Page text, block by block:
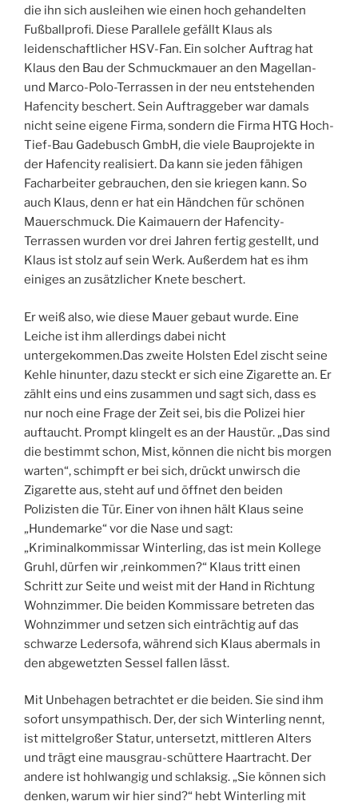
die ihn sich ausleihen wie einen hoch gehandelten
Fußballprofi. Diese Parallele gefällt Klaus als
leidenschaftlicher HSV-Fan. Ein solcher Auftrag hat
Klaus den Bau der Schmuckmauer an den Magellan-
und Marco-Polo-Terrassen in der neu entstehenden
Hafencity beschert. Sein Auftraggeber war damals
nicht seine eigene Firma, sondern die Firma HTG Hoch-
Tief-Bau Gadebusch GmbH, die viele Bauprojekte in
der Hafencity realisiert. Da kann sie jeden fähigen
Facharbeiter gebrauchen, den sie kriegen kann. So
auch Klaus, denn er hat ein Händchen für schönen
Mauerschmuck. Die Kaimauern der Hafencity-
Terrassen wurden vor drei Jahren fertig gestellt, und
Klaus ist stolz auf sein Werk. Außerdem hat es ihm
einiges an zusätzlicher Knete beschert.
Er weiß also, wie diese Mauer gebaut wurde. Eine
Leiche ist ihm allerdings dabei nicht
untergekommen.Das zweite Holsten Edel zischt seine
Kehle hinunter, dazu steckt er sich eine Zigarette an. Er
zählt eins und eins zusammen und sagt sich, dass es
nur noch eine Frage der Zeit sei, bis die Polizei hier
auftaucht. Prompt klingelt es an der Haustür. „Das sind
die bestimmt schon, Mist, können die nicht bis morgen
warten“, schimpft er bei sich, drückt unwirsch die
Zigarette aus, steht auf und öffnet den beiden
Polizisten die Tür. Einer von ihnen hält Klaus seine
„Hundemarke“ vor die Nase und sagt:
„Kriminalkommissar Winterling, das ist mein Kollege
Gruhl, dürfen wir ‚reinkommen?“ Klaus tritt einen
Schritt zur Seite und weist mit der Hand in Richtung
Wohnzimmer. Die beiden Kommissare betreten das
Wohnzimmer und setzen sich einträchtig auf das
schwarze Ledersofa, während sich Klaus abermals in
den abgewetzten Sessel fallen lässt.
Mit Unbehagen betrachtet er die beiden. Sie sind ihm
sofort unsympathisch. Der, der sich Winterling nennt,
ist mittelgroßer Statur, untersetzt, mittleren Alters
und trägt eine mausgrau-schüttere Haartracht. Der
andere ist hohlwangig und schlaksig. „Sie können sich
denken, warum wir hier sind?“ hebt Winterling mit